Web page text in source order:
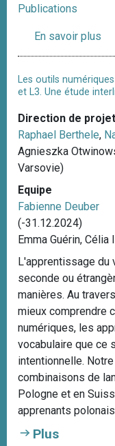
Publications
En savoir plus
u
S
m
o
n
e
e
d
Les outils
et L3. Une étude
Direction de projet
Raphael Berthele,
Agnieszka
Varsovie)
Equipe
Fabienne Deuber
(-31.12.2024)
Emma Guérin, Célia
L'apprentissage du
seconde ou
manières. Au
mieux comprendre
numériques, les
vocabulaire que ce
intentionnelle.
combinaisons de
Pologne et en
apprenants
Plus